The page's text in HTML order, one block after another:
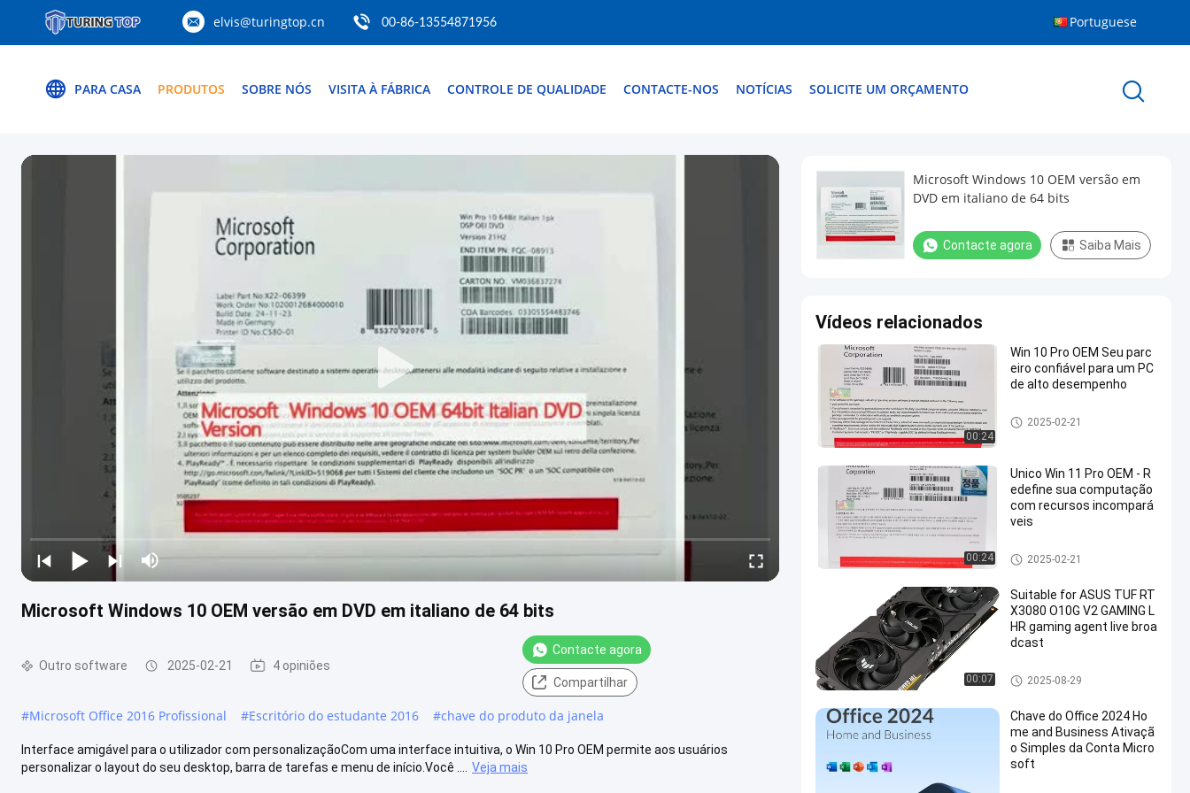
elvis@turingtop.cn 00-86-13554871956 Portuguese
PARA CASA PRODUTOS SOBRE NÓS VISITA À FÁBRICA CONTROLE DE QUALIDADE CONTACTE-NOS NOTÍCIAS SOLICITE UM ORÇAMENTO
Microsoft Windows 10 OEM versão em DVD em italiano de 64 bits
Outro software 2025-02-21 4 opiniões
Contacte agora
Compartilhar
#Microsoft Office 2016 Profissional #Escritório do estudante 2016 #chave do produto da janela
Interface amigável para o utilizador com personalizaçãoCom uma interface intuitiva, o Win 10 Pro OEM permite aos usuários
personalizar o layout do seu desktop, barra de tarefas e menu de início.Você ....
Veja mais
Microsoft Windows 10 OEM versão em
DVD em italiano de 64 bits
Contacte agora Saiba Mais
Vídeos relacionados
00:24
Win 10 Pro OEM Seu parc
eiro confiável para um PC
de alto desempenho
Outro software
2025-02-21
00:24
Unico Win 11 Pro OEM - R
edefine sua computação
com recursos incompará
veis
Outro software
2025-02-21
00:07
Suitable for ASUS TUF RT
X3080 O10G V2 GAMING L
HR gaming agent live broa
dcast
Outro software
2025-08-29
Chave do Office 2024 Ho
me and Business Ativaçã
o Simples da Conta Micro
soft